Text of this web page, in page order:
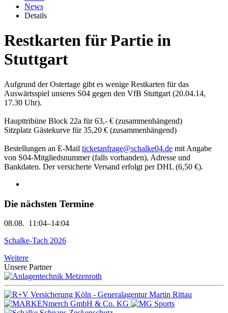
News
Details
Restkarten für Partie in
Stuttgart
Aufgrund der Ostertage gibt es wenige Restkarten für das
Auswärtsspiel unseres S04 gegen den VfB Stuttgart (20.04.14,
17.30 Uhr).
Haupttribüne Block 22a für 63,- € (zusammenhängend)
Sitzplatz Gästekurve für 35,20 € (zusammenhängend)
Bestellungen an E-Mail ticketanfrage@schalke04.de mit Angabe
von S04-Mitgliedsnummer (falls vorhanden), Adresse und
Bankdaten. Der versicherte Versand erfolgt per DHL (6,50 €).
Die nächsten Termine
08.08. 11:04–14:04
Schalke-Tach 2026
Weitere
Unsere Partner